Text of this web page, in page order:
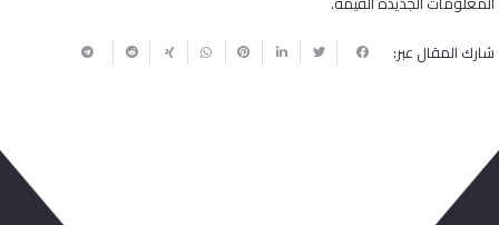
شارك المقال عبر: